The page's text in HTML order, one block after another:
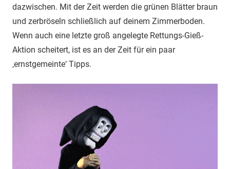
dazwischen. Mit der Zeit werden die grünen Blätter braun
und zerbröseln schließlich auf deinem Zimmerboden.
Wenn auch eine letzte groß angelegte Rettungs-Gieß-
Aktion scheitert, ist es an der Zeit für ein paar
‚ernstgemeinte‘ Tipps.